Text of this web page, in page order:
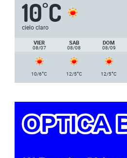
10°C
cielo claro
VIER
08/07
SAB
08/08
DOM
08/09
10/6°C 12/5°C 12/5°C